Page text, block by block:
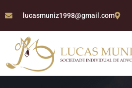
lucasmuniz1998@gmail.com